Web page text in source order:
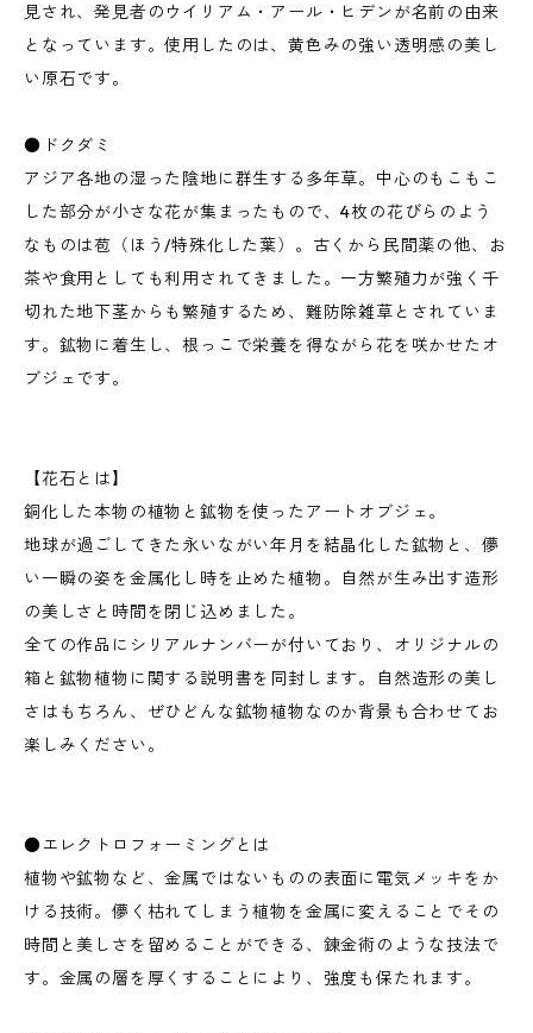
見され、発見者のウイリアム・アール・ヒデンが名前の由来
となっています。使用したのは、黄色みの強い透明感の美し
い原石です。
●ドクダミ
アジア各地の湿った陰地に群生する多年草。中心のもこもこ
した部分が小さな花が集まったもので、4枚の花びらのよう
なものは苞（ほう/特殊化した葉）。古くから民間薬の他、お
茶や食用としても利用されてきました。一方繁殖力が強く千
切れた地下茎からも繁殖するため、難防除雑草とされていま
す。鉱物に着生し、根っこで栄養を得ながら花を咲かせたオ
ブジェです。
【花石とは】
銅化した本物の植物と鉱物を使ったアートオブジェ。
地球が過ごしてきた永いながい年月を結晶化した鉱物と、儚
い一瞬の姿を金属化し時を止めた植物。自然が生み出す造形
の美しさと時間を閉じ込めました。
全ての作品にシリアルナンバーが付いており、オリジナルの
箱と鉱物植物に関する説明書を同封します。自然造形の美し
さはもちろん、ぜひどんな鉱物植物なのか背景も合わせてお
楽しみください。
●エレクトロフォーミングとは
植物や鉱物など、金属ではないものの表面に電気メッキをか
ける技術。儚く枯れてしまう植物を金属に変えることでその
時間と美しさを留めることができる、錬金術のような技法で
す。金属の層を厚くすることにより、強度も保たれます。